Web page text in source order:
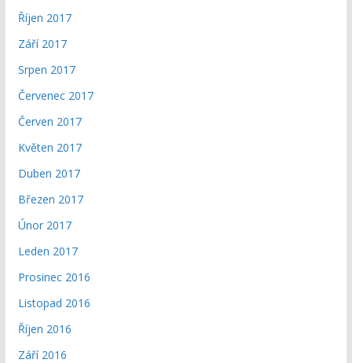
Říjen 2017
Září 2017
Srpen 2017
Červenec 2017
Červen 2017
Květen 2017
Duben 2017
Březen 2017
Únor 2017
Leden 2017
Prosinec 2016
Listopad 2016
Říjen 2016
Září 2016